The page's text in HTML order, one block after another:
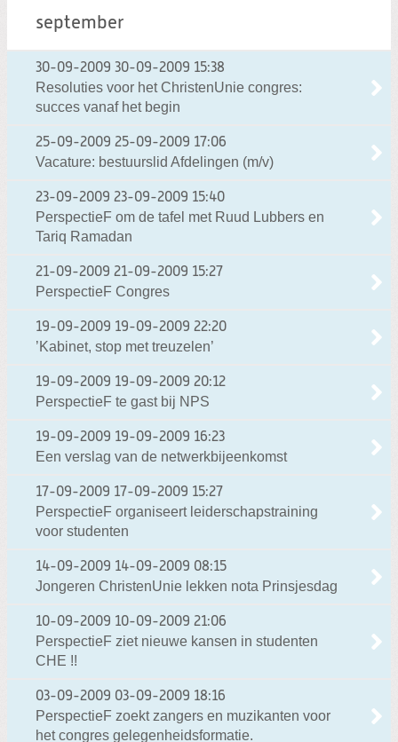
september
30-09-2009 30-09-2009 15:38
Resoluties voor het ChristenUnie congres:
succes vanaf het begin
25-09-2009 25-09-2009 17:06
Vacature: bestuurslid Afdelingen (m/v)
23-09-2009 23-09-2009 15:40
PerspectieF om de tafel met Ruud Lubbers en
Tariq Ramadan
21-09-2009 21-09-2009 15:27
PerspectieF Congres
19-09-2009 19-09-2009 22:20
’Kabinet, stop met treuzelen’
19-09-2009 19-09-2009 20:12
PerspectieF te gast bij NPS
19-09-2009 19-09-2009 16:23
Een verslag van de netwerkbijeenkomst
17-09-2009 17-09-2009 15:27
PerspectieF organiseert leiderschapstraining
voor studenten
14-09-2009 14-09-2009 08:15
Jongeren ChristenUnie lekken nota Prinsjesdag
10-09-2009 10-09-2009 21:06
PerspectieF ziet nieuwe kansen in studenten
CHE !!
03-09-2009 03-09-2009 18:16
PerspectieF zoekt zangers en muzikanten voor
het congres gelegenheidsformatie.